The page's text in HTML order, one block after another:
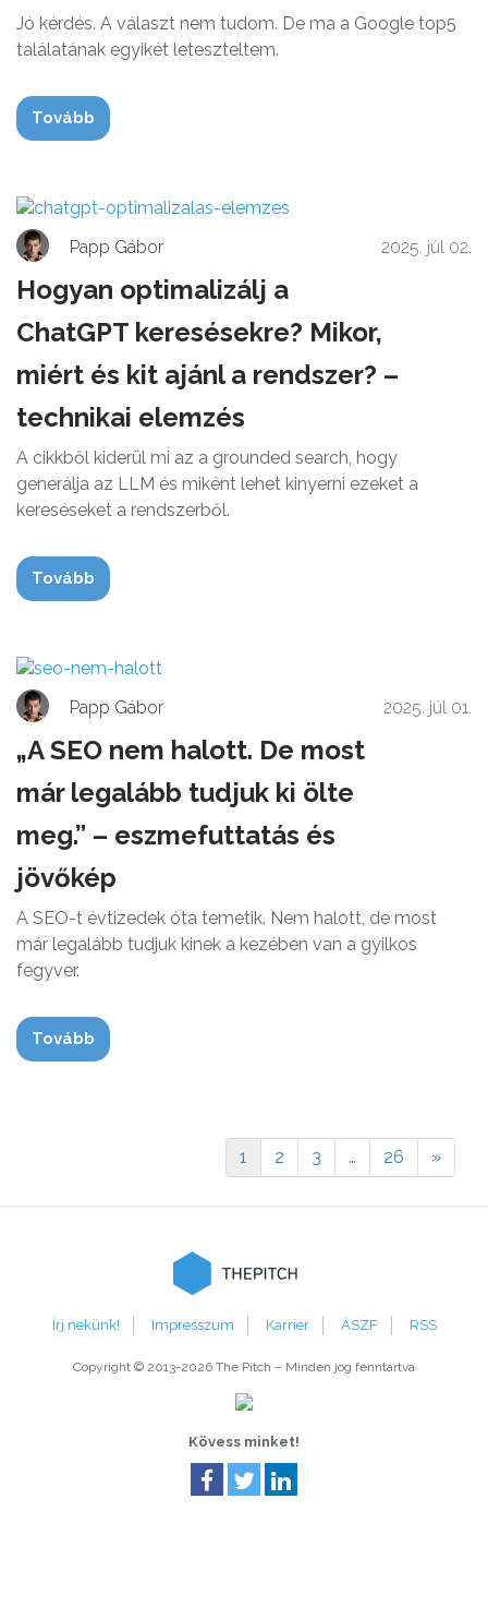
Jó kérdés. A választ nem tudom. De ma a Google top5
találatának egyikét leteszteltem.
Tovább
Papp Gábor 2025. júl 02.
Hogyan optimalizálj a
ChatGPT keresésekre? Mikor,
miért és kit ajánl a rendszer? –
technikai elemzés
A cikkből kiderül mi az a grounded search, hogy
generálja az LLM és miként lehet kinyerni ezeket a
kereséseket a rendszerből.
Tovább
Papp Gábor 2025. júl 01.
„A SEO nem halott. De most
már legalább tudjuk ki ölte
meg.” – eszmefuttatás és
jövőkép
A SEO-t évtizedek óta temetik. Nem halott, de most
már legalább tudjuk kinek a kezében van a gyilkos
fegyver.
Tovább
1 2 3 … 26 »
Írj nekünk! Impresszum Karrier ÁSZF RSS
Copyright © 2013-2026 The Pitch – Minden jog fenntartva
Kövess minket!